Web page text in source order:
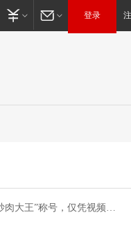
登录
号，仅凭视频评出？中国烹饪协会回应